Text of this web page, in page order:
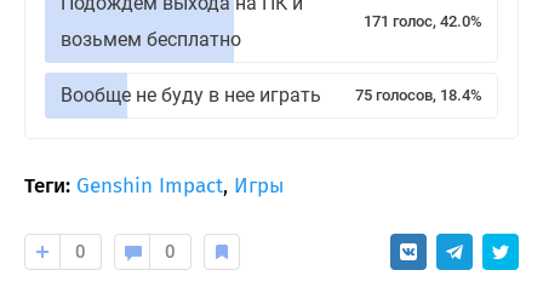
возьмем бесплатно
171 голос, 42.0%
Вообще не буду в нее играть 75 голосов, 18.4%
Теги: Genshin Impact, Игры
0 0